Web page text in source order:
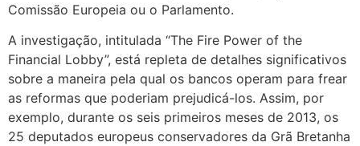
Comissão Europeia ou o Parlamento.
A investigação, intitulada “The Fire Power of the
Financial Lobby”, está repleta de detalhes significativos
sobre a maneira pela qual os bancos operam para frear
as reformas que poderiam prejudicá-los. Assim, por
exemplo, durante os seis primeiros meses de 2013, os
25 deputados europeus conservadores da Grã Bretanha